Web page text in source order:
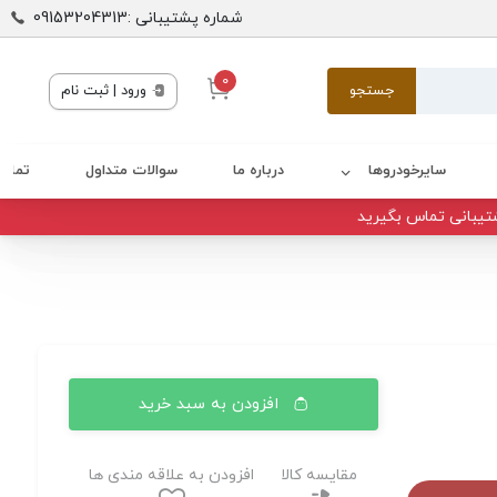
شماره پشتیبانی :09153204313
جستجو 0 ورود | ثبت نام
سایرخودروها درباره ما سوالات متداول
تماس بگیرید
افزودن به سبد خرید
مقایسه کالا افزودن به علاقه مندی ها